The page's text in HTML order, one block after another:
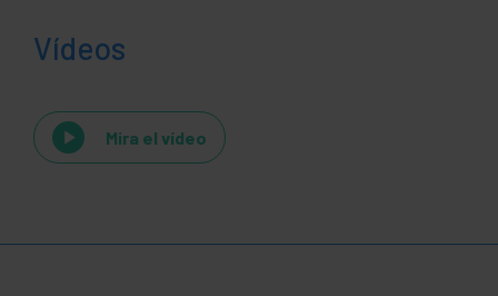
Vídeos
Mira el vídeo